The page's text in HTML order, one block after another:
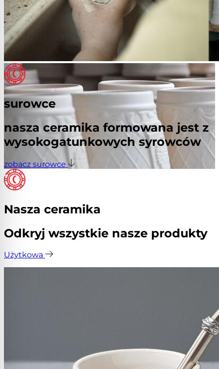
surowce
nasza ceramika formowana jest z
wysokogatunkowych syrowców
zobacz surowce
Nasza ceramika
Odkryj wszystkie nasze produkty
Użytkowa